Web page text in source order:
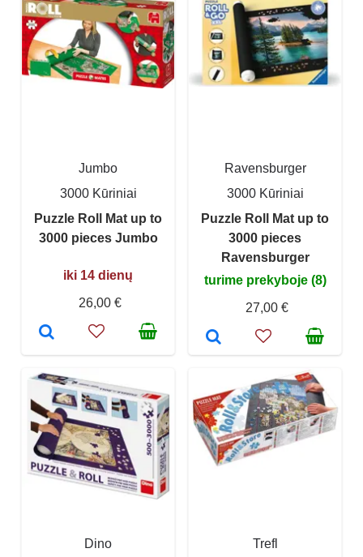
Jumbo
3000 Kūriniai
Puzzle Roll Mat up to
3000 pieces Jumbo
iki 14 dienų
26,00 €
Ravensburger
3000 Kūriniai
Puzzle Roll Mat up to
3000 pieces
Ravensburger
turime prekyboje (8)
27,00 €
Dino Trefl